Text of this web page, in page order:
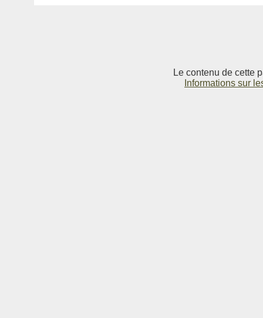
Le contenu de cette
Informations sur